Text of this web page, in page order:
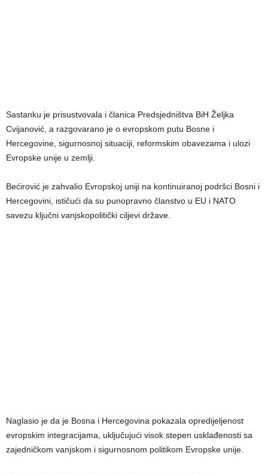
Sastanku je prisustvovala i članica Predsjedništva BiH Željka
Cvijanović, a razgovarano je o evropskom putu Bosne i
Hercegovine, sigurnosnoj situaciji, reformskim obavezama i ulozi
Evropske unije u zemlji.
Bećirović je zahvalio Evropskoj uniji na kontinuiranoj podršci Bosni i
Hercegovini, ističući da su punopravno članstvo u EU i NATO
savezu ključni vanjskopolitički ciljevi države.
Naglasio je da je Bosna i Hercegovina pokazala opredijeljenost
evropskim integracijama, uključujući visok stepen usklađenosti sa
zajedničkom vanjskom i sigurnosnom politikom Evropske unije.